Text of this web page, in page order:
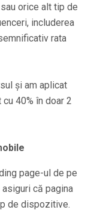
orice alt tip de
includerea
rata
și am aplicat
40% în doar 2
page-ul de pe
că pagina
de dispozitive.